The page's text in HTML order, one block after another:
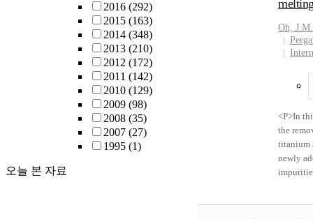
2016 (292)
2015 (163)
2014 (348)
2013 (210)
2012 (172)
2011 (142)
2010 (129)
2009 (98)
2008 (35)
2007 (27)
1995 (1)
오늘 본 자료
due to
of raw
In
low
Oh, J.M.
<P>In
the
titanium
newly